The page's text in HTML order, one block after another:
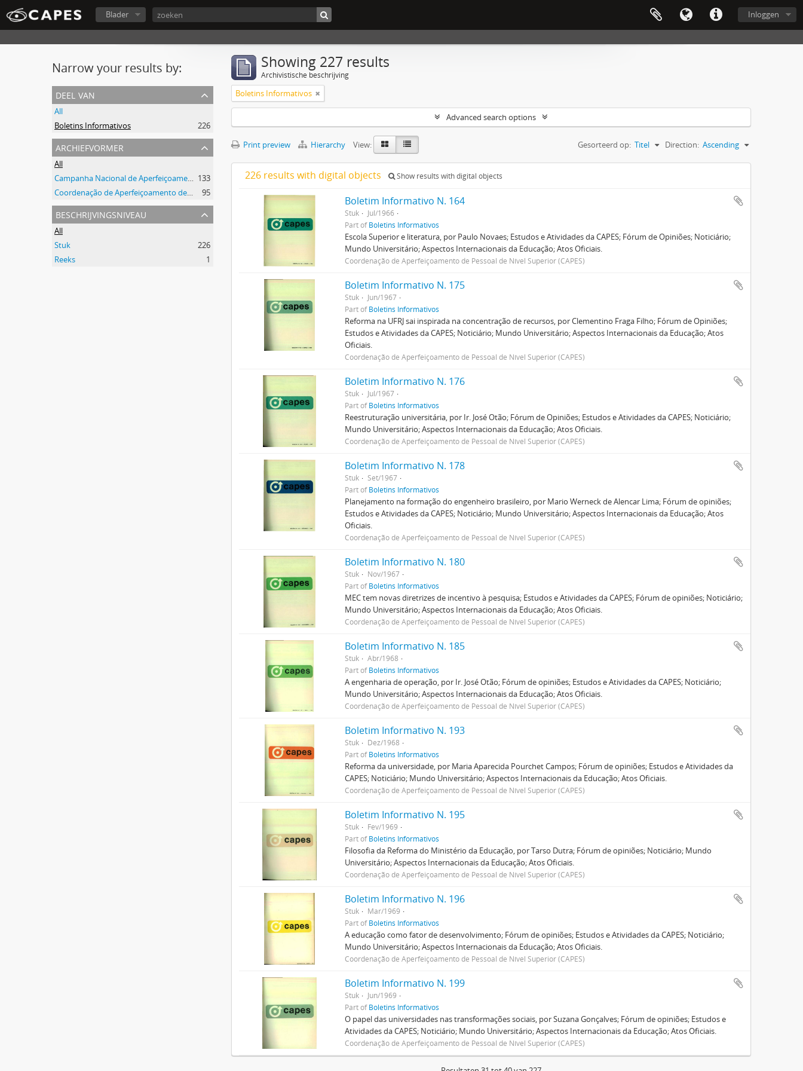
Inloggen
Blader
Narrow your results by:
deel van
All
Boletins Informativos
226
archiefvormer
All
Campanha Nacional de Aperfeiçoamento de Pessoal de Nível Superior (CAPES) 133
Coordenação de Aperfeiçoamento de Pessoal de Nível Superior (CAPES)
95
beschrijvingsniveau
All
Stuk
226
Reeks
1
Showing 227 results
Archivistische beschrijving
Boletins Informativos
Advanced search options
Print preview Hierarchy View: Gesorteerd op: Titel Direction: Ascending
226 results with digital objects Show results with digital objects
Boletim Informativo N. 164
Stuk
Jul/1966
Part ofBoletins Informativos
Escola Superior e literatura, por Paulo Novaes; Estudos e Atividades da CAPES; Fórum de Opiniões; Noticiário;
Mundo Universitário; Aspectos Internacionais da Educação; Atos Oficiais.
Coordenação de Aperfeiçoamento de Pessoal de Nível Superior (CAPES)
Boletim Informativo N. 175
Stuk
Jun/1967
Part ofBoletins Informativos
Reforma na UFRJ sai inspirada na concentração de recursos, por Clementino Fraga Filho; Fórum de Opiniões;
Estudos e Atividades da CAPES; Noticiário; Mundo Universitário; Aspectos Internacionais da Educação; Atos
Oficiais.
Coordenação de Aperfeiçoamento de Pessoal de Nível Superior (CAPES)
Boletim Informativo N. 176
Stuk
Jul/1967
Part ofBoletins Informativos
Reestruturação universitária, por Ir. José Otão; Fórum de Opiniões; Estudos e Atividades da CAPES; Noticiário;
Mundo Universitário; Aspectos Internacionais da Educação; Atos Oficiais.
Coordenação de Aperfeiçoamento de Pessoal de Nível Superior (CAPES)
Boletim Informativo N. 178
Stuk
Set/1967
Part ofBoletins Informativos
Planejamento na formação do engenheiro brasileiro, por Mario Werneck de Alencar Lima; Fórum de opiniões;
Estudos e Atividades da CAPES; Noticiário; Mundo Universitário; Aspectos Internacionais da Educação; Atos
Oficiais.
Coordenação de Aperfeiçoamento de Pessoal de Nível Superior (CAPES)
Boletim Informativo N. 180
Stuk
Nov/1967
Part ofBoletins Informativos
MEC tem novas diretrizes de incentivo à pesquisa; Estudos e Atividades da CAPES; Fórum de opiniões; Noticiário;
Mundo Universitário; Aspectos Internacionais da Educação; Atos Oficiais.
Coordenação de Aperfeiçoamento de Pessoal de Nível Superior (CAPES)
Boletim Informativo N. 185
Stuk
Abr/1968
Part ofBoletins Informativos
A engenharia de operação, por Ir. José Otão; Fórum de opiniões; Estudos e Atividades da CAPES; Noticiário;
Mundo Universitário; Aspectos Internacionais da Educação; Atos Oficiais.
Coordenação de Aperfeiçoamento de Pessoal de Nível Superior (CAPES)
Boletim Informativo N. 193
Stuk
Dez/1968
Part ofBoletins Informativos
Reforma da universidade, por Maria Aparecida Pourchet Campos; Fórum de opiniões; Estudos e Atividades da
CAPES; Noticiário; Mundo Universitário; Aspectos Internacionais da Educação; Atos Oficiais.
Coordenação de Aperfeiçoamento de Pessoal de Nível Superior (CAPES)
Boletim Informativo N. 195
Stuk
Fev/1969
Part ofBoletins Informativos
Filosofia da Reforma do Ministério da Educação, por Tarso Dutra; Fórum de opiniões; Noticiário; Mundo
Universitário; Aspectos Internacionais da Educação; Atos Oficiais.
Coordenação de Aperfeiçoamento de Pessoal de Nível Superior (CAPES)
Boletim Informativo N. 196
Stuk
Mar/1969
Part ofBoletins Informativos
A educação como fator de desenvolvimento; Fórum de opiniões; Estudos e Atividades da CAPES; Noticiário;
Mundo Universitário; Aspectos Internacionais da Educação; Atos Oficiais.
Coordenação de Aperfeiçoamento de Pessoal de Nível Superior (CAPES)
Boletim Informativo N. 199
Stuk
Jun/1969
Part ofBoletins Informativos
O papel das universidades nas transformações sociais, por Suzana Gonçalves; Fórum de opiniões; Estudos e
Atividades da CAPES; Noticiário; Mundo Universitário; Aspectos Internacionais da Educação; Atos Oficiais.
Coordenação de Aperfeiçoamento de Pessoal de Nível Superior (CAPES)